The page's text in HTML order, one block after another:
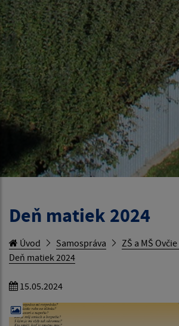
Deň matiek 2024
Úvod Samospráva
ZŠ a MŠ
Deň matiek 2024
15.05.2024